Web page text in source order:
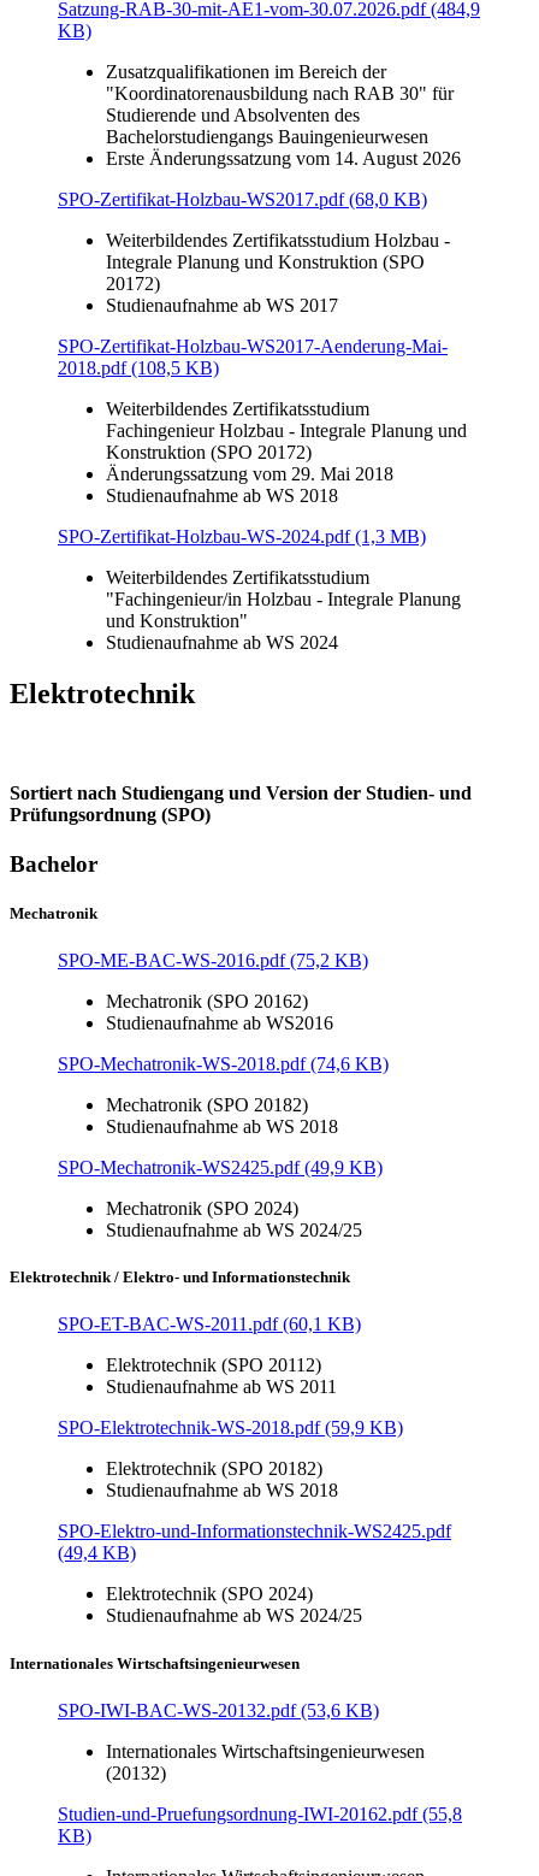
Satzung-RAB-30-mit-AE1-vom-30.07.2026.pdf (484,9
KB)
Zusatzqualifikationen im Bereich der
"Koordinatorenausbildung nach RAB 30" für
Studierende und Absolventen des
Bachelorstudiengangs Bauingenieurwesen
Erste Änderungssatzung vom 14. August 2026
SPO-Zertifikat-Holzbau-WS2017.pdf (68,0 KB)
Weiterbildendes Zertifikatsstudium Holzbau -
Integrale Planung und Konstruktion (SPO
20172)
Studienaufnahme ab WS 2017
SPO-Zertifikat-Holzbau-WS2017-Aenderung-Mai-
2018.pdf (108,5 KB)
Weiterbildendes Zertifikatsstudium
Fachingenieur Holzbau - Integrale Planung und
Konstruktion (SPO 20172)
Änderungssatzung vom 29. Mai 2018
Studienaufnahme ab WS 2018
SPO-Zertifikat-Holzbau-WS-2024.pdf (1,3 MB)
Weiterbildendes Zertifikatsstudium
"Fachingenieur/in Holzbau - Integrale Planung
und Konstruktion"
Studienaufnahme ab WS 2024
Elektrotechnik
Sortiert nach Studiengang und Version der Studien- und
Prüfungsordnung (SPO)
Bachelor
Mechatronik
SPO-ME-BAC-WS-2016.pdf (75,2 KB)
Mechatronik (SPO 20162)
Studienaufnahme ab WS2016
SPO-Mechatronik-WS-2018.pdf (74,6 KB)
Mechatronik (SPO 20182)
Studienaufnahme ab WS 2018
SPO-Mechatronik-WS2425.pdf (49,9 KB)
Mechatronik (SPO 2024)
Studienaufnahme ab WS 2024/25
Elektrotechnik / Elektro- und Informationstechnik
SPO-ET-BAC-WS-2011.pdf (60,1 KB)
Elektrotechnik (SPO 20112)
Studienaufnahme ab WS 2011
SPO-Elektrotechnik-WS-2018.pdf (59,9 KB)
Elektrotechnik (SPO 20182)
Studienaufnahme ab WS 2018
SPO-Elektro-und-Informationstechnik-WS2425.pdf
(49,4 KB)
Elektrotechnik (SPO 2024)
Studienaufnahme ab WS 2024/25
Internationales Wirtschaftsingenieurwesen
SPO-IWI-BAC-WS-20132.pdf (53,6 KB)
Internationales Wirtschaftsingenieurwesen
(20132)
Studien-und-Pruefungsordnung-IWI-20162.pdf (55,8
KB)